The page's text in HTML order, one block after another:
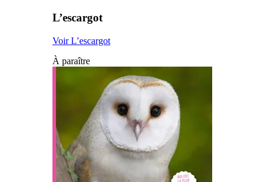
L’escargot
Voir L’escargot
À paraître